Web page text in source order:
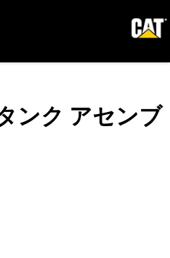
ンク アセンブ